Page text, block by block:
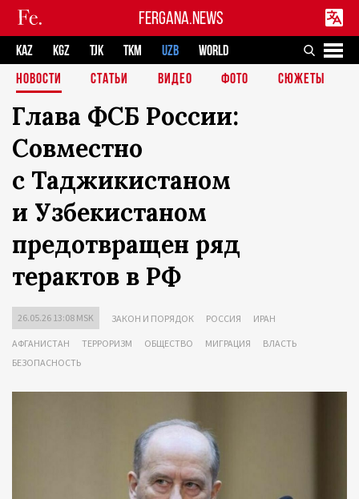
FERGANA.NEWS
KAZ KGZ TJK TKM UZB
WORLD
НОВОСТИ
СТАТЬИ ВИДЕО ФОТО СЮЖЕТЫ
Глава ФСБ России:
Совместно
с Таджикистаном
и Узбекистаном
предотвращен ряд
терактов в РФ
26.05.26 13:08 MSK ЗАКОН И ПОРЯДОК РОССИЯ ИРАН
АФГАНИСТАН ТЕРРОРИЗМ ОБЩЕСТВО МИГРАЦИЯ
ВЛАСТЬ
БЕЗОПАСНОСТЬ